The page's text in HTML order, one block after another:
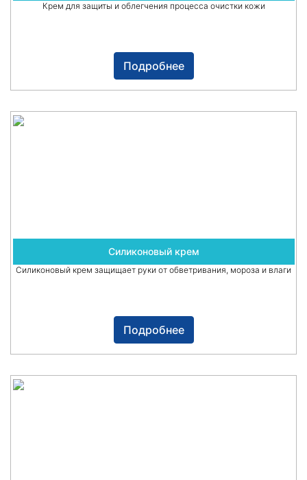
Крем для защиты и облегчения процесса очистки кожи
Подробнее
Силиконовый крем
Силиконовый крем защищает руки от обветривания, мороза и влаги
Подробнее